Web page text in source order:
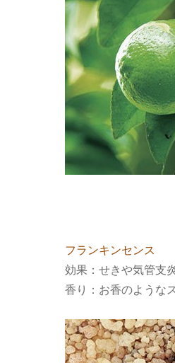
フランキンセンス
効果：せきや気管支
香り：お香のような